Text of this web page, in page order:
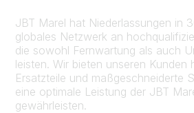
JBT Marel hat Niederlassungen in
globales Netzwerk an
die sowohl Fernwartung als auch
leisten. Wir bieten unseren Kunden
Ersatzteile und maßgeschneiderte
eine optimale Leistung der JBT
gewährleisten.